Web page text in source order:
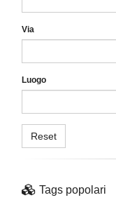
Via
Luogo
Reset
Tags popolari